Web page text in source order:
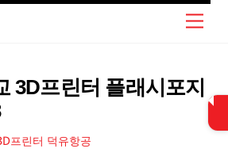
3D프린터 플래시포지
프린터 덕유항공